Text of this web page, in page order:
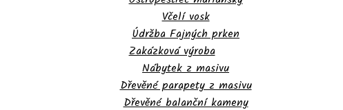
Včelí vosk
Údržba Fajných prken
Zakázková výroba
Nábytek z masivu
Dřevěné parapety z masivu
Dřevěné balanční kameny